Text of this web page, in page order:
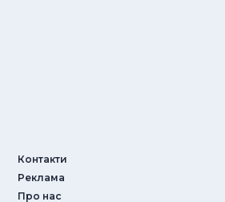
Контакти
Реклама
Про нас